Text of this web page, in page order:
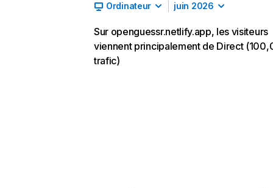
Ordinateur juin 2026
Sur openguessr.netlify.app, les visiteurs
viennent principalement de Direct
trafic)